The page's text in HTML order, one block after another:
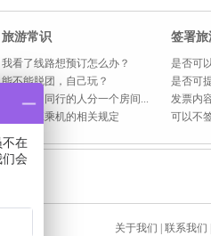
旅游常识
我看了线路想预订怎么办？
能不能脱团，自己玩？
住宿是和同行的人分一个房间...
国内航班乘机的相关规定
签署
是否可
是否可
发票内
可以不
关于我们 联系我们
不在
会